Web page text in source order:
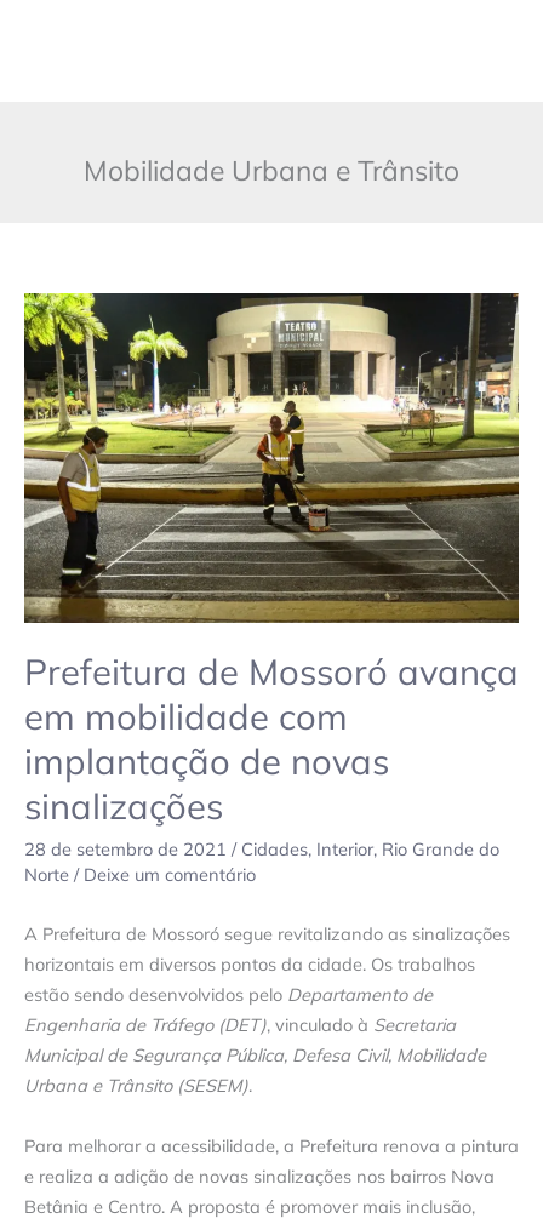
Mobilidade Urbana e Trânsito
Prefeitura de Mossoró avança
em mobilidade com
implantação de novas
sinalizações
28 de setembro de 2021 / Cidades, Interior, Rio Grande do
Norte / Deixe um comentário
A Prefeitura de Mossoró segue revitalizando as sinalizações
horizontais em diversos pontos da cidade. Os trabalhos
estão sendo desenvolvidos pelo Departamento de
Engenharia de Tráfego (DET), vinculado à Secretaria
Municipal de Segurança Pública, Defesa Civil, Mobilidade
Urbana e Trânsito (SESEM).
Para melhorar a acessibilidade, a Prefeitura renova a pintura
e realiza a adição de novas sinalizações nos bairros Nova
Betânia e Centro. A proposta é promover mais inclusão,
Prefeitura
de
Mossoró
avança
em
mobilidade
com
implantação
de
novas
sinalizações